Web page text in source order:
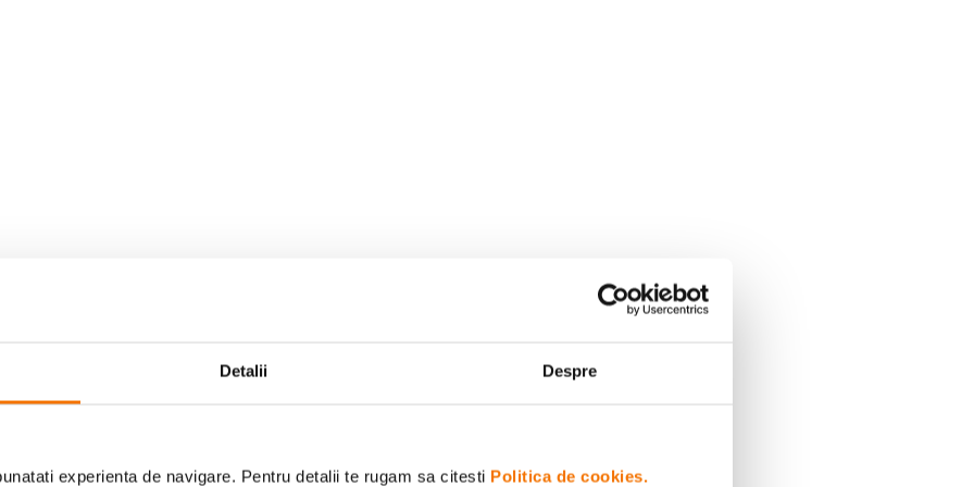
Detalii Despre
experienta de navigare. Pentru detalii te rugam sa citesti Politica de cookies.